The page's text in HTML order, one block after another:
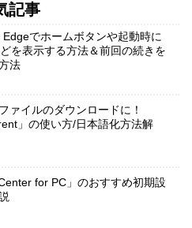
記事
でホームボタンや起動時に
を表示する方法＆前回の続きを
法
ァイルのダウンロードに！
」の使い方/日本語化方法解
for PC」のおすすめ初期設